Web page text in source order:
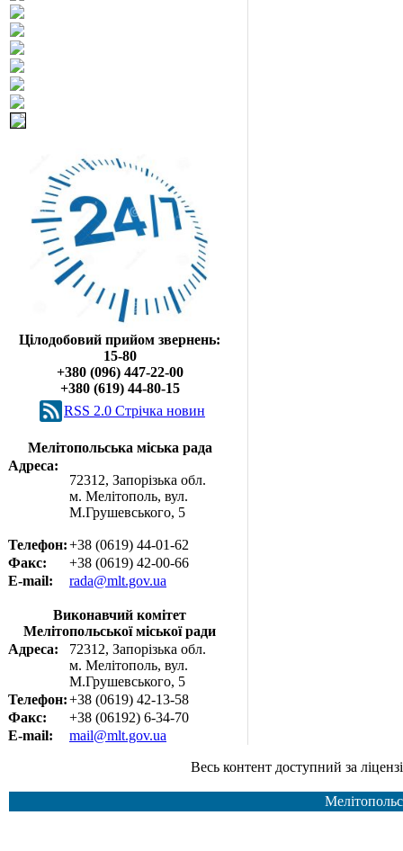
Цілодобовий прийом звернень:
15-80
+380 (096) 447-22-00
+380 (619) 44-80-15
RSS 2.0 Cтрічка новин
Мелітопольська міська рада
Адреса:
72312, Запорізька обл.
м. Мелітополь, вул.
М.Грушевського, 5
Телефон:+38 (0619) 44-01-62
Факс:
+38 (0619) 42-00-66
E-mail:
rada@mlt.gov.ua
Виконавчий комітет
Мелітопольської міської ради
Адреса:
72312, Запорізька обл.
м. Мелітополь, вул.
М.Грушевського, 5
Телефон:+38 (0619) 42-13-58
Факс:
+38 (06192) 6-34-70
E-mail:
mail@mlt.gov.ua
Весь контент доступний за ліцензією Creative